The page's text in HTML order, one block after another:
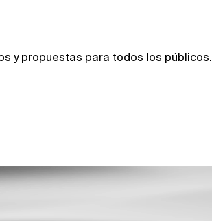
y propuestas para todos los públicos.